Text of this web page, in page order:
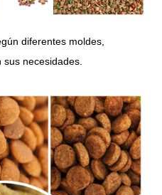
diferentes moldes,
sus necesidades.